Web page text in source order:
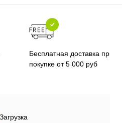
Бесплатная доставка при
покупке от 5 000 руб